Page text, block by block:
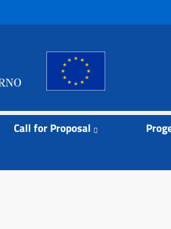
Call for Proposal